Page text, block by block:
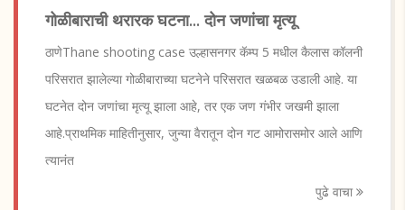
गोळीबाराची थरारक घटना... दोन जणांचा मृत्यू
ठाणेThane shooting case उल्हासनगर कॅम्प 5 मधील कैलास कॉलनी
परिसरात झालेल्या गोळीबाराच्या घटनेने परिसरात खळबळ उडाली आहे. या
घटनेत दोन जणांचा मृत्यू झाला आहे, तर एक जण गंभीर जखमी झाला
आहे.प्राथमिक माहितीनुसार, जुन्या वैरातून दोन गट आमोरासमोर आले आणि
त्यानंत
पुढे वाचा